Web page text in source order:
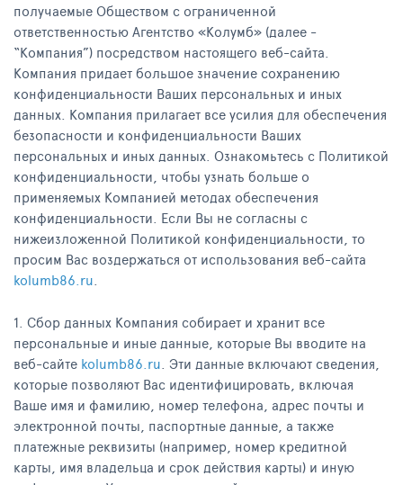
получаемые Обществом с ограниченной
ответственностью Агентство «Колумб» (далее -
“Компания”) посредством настоящего веб-сайта.
Компания придает большое значение сохранению
конфиденциальности Ваших персональных и иных
данных. Компания прилагает все усилия для обеспечения
безопасности и конфиденциальности Ваших
персональных и иных данных. Ознакомьтесь с Политикой
конфиденциальности, чтобы узнать больше о
применяемых Компанией методах обеспечения
конфиденциальности. Если Вы не согласны с
нижеизложенной Политикой конфиденциальности, то
просим Вас воздержаться от использования веб-сайта
kolumb86.ru
1. Сбор данных Компания собирает и хранит все
персональные и иные данные, которые Вы вводите на
веб-сайте kolumb86.ru . Эти данные включают сведения,
которые позволяют Вас идентифицировать, включая
Ваше имя и фамилию, номер телефона, адрес почты и
электронной почты, паспортные данные, а также
платежные реквизиты (например, номер кредитной
карты, имя владельца и срок действия карты) и иную